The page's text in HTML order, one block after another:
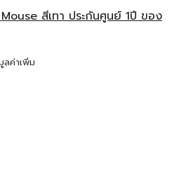
สีเทา ประกันศูนย์ 1ปี ของ
ค่าเพิ่ม